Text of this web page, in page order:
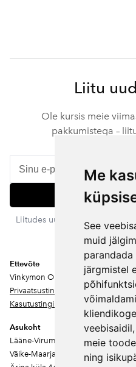
Me
See
muid
järgmistel
veebisaidil,
meie
ning
Liitu
Ole kursis meie
pakkumistega –
Liitudes uudiskirjaga nõustud
võid igal ajal
Ettevõte
Vinkymon OÜ
Privaatsustingimused
Kasutustingimused
Asukoht
Lääne-Virumaa
Väike-Maarja vald